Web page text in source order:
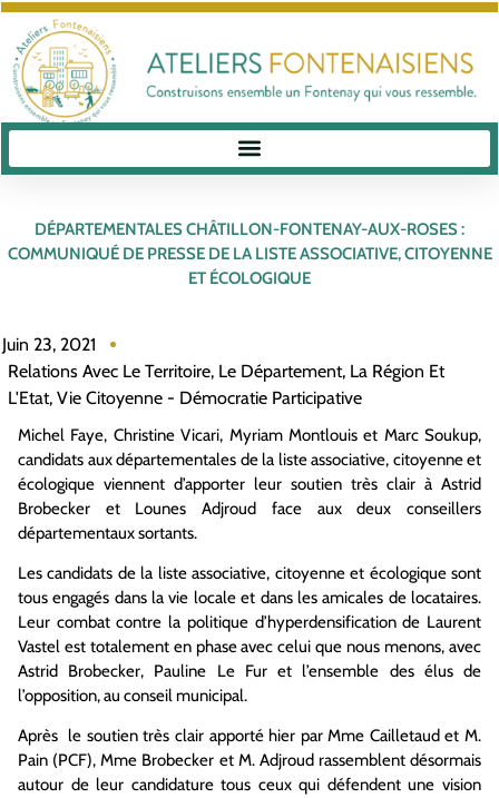
DÉPARTEMENTALES CHÂTILLON-FONTENAY-AUX-ROSES :
COMMUNIQUÉ DE PRESSE DE LA LISTE ASSOCIATIVE, CITOYENNE
ET ÉCOLOGIQUE
Juin 23, 2021
Relations Avec Le Territoire, Le Département, La Région Et
L'Etat, Vie Citoyenne - Démocratie Participative
Michel Faye, Christine Vicari, Myriam Montlouis et Marc Soukup,
candidats aux départementales de la liste associative, citoyenne et
écologique viennent d’apporter leur soutien très clair à Astrid
Brobecker et Lounes Adjroud face aux deux conseillers
départementaux sortants.
Les candidats de la liste associative, citoyenne et écologique sont
tous engagés dans la vie locale et dans les amicales de locataires.
Leur combat contre la politique d’hyperdensification de Laurent
Vastel est totalement en phase avec celui que nous menons, avec
Astrid Brobecker, Pauline Le Fur et l’ensemble des élus de
l’opposition, au conseil municipal.
Après le soutien très clair apporté hier par Mme Cailletaud et M.
Pain (PCF), Mme Brobecker et M. Adjroud rassemblent désormais
autour de leur candidature tous ceux qui défendent une vision